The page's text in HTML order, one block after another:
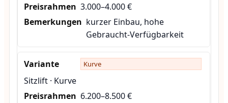
3.000–4.000 €
kurzer Einbau, hohe
Gebraucht-Verfügbarkeit
Kurve
Sitzlift · Kurve
6.200–8.500 €